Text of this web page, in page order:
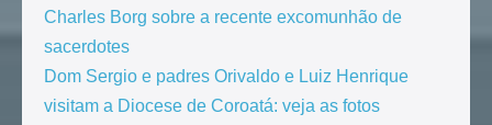
Charles Borg sobre a recente excomunhão de
sacerdotes
Dom Sergio e padres Orivaldo e Luiz Henrique
visitam a Diocese de Coroatá: veja as fotos